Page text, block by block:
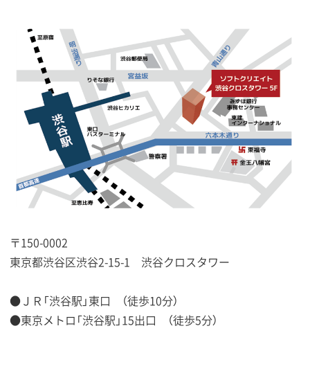
〒150-0002
東京都渋谷区渋谷2-15-1 渋谷クロスタワー
●ＪＲ「渋谷駅」東口 （徒歩10分）
●東京メトロ「渋谷駅」15出口 （徒歩5分）